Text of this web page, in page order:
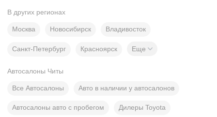
В других регионах
Москва Новосибирск Владивосток
Санкт-Петербург Красноярск Еще
Автосалоны Читы
Все Автосалоны Авто в наличии у автосалонов
Автосалоны авто с пробегом Дилеры Toyota